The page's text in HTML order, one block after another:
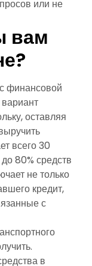
или не
вам
финансовой
оставляя
всего 30
80% средств
не только
кредит,
с
в